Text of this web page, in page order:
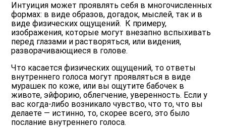
Интуиция может проявлять себя в многочисленных
формах: в виде образов, догадок, мыслей, так и в
виде физических ощущений. К примеру,
изображения, которые могут внезапно вспыхивать
перед глазами и растворяться, или видения,
разворачивающиеся в голове.
Что касается физических ощущений, то ответы
внутреннего голоса могут проявляться в виде
мурашек по коже, или вы ощутите бабочек в
животе, эйфорию, облегчение, уверенность. Если у
вас когда-либо возникало чувство, что то, что вы
делаете — истинно, то, скорее всего, это было
послание внутреннего голоса.